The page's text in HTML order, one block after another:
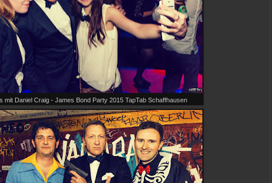
mit Daniel Craig - James Bond Party 2015 TapTab Schaffhausen